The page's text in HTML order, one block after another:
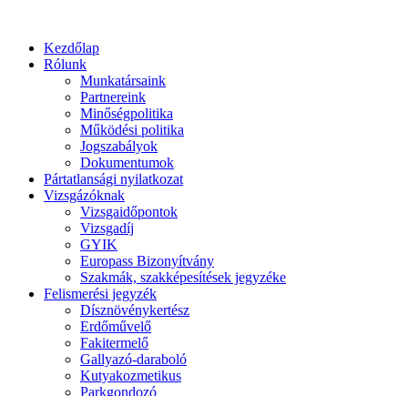
Kezdőlap
Rólunk
Munkatársaink
Partnereink
Minőségpolitika
Működési politika
Jogszabályok
Dokumentumok
Pártatlansági nyilatkozat
Vizsgázóknak
Vizsgaidőpontok
Vizsgadíj
GYIK
Europass Bizonyítvány
Szakmák, szakképesítések jegyzéke
Felismerési jegyzék
Dísznövénykertész
Erdőművelő
Fakitermelő
Gallyazó-daraboló
Kutyakozmetikus
Parkgondozó